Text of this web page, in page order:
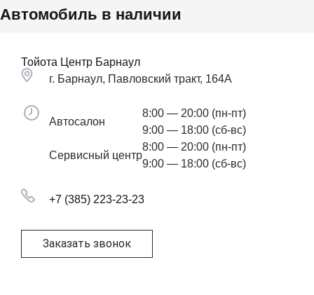
Автомобиль в наличии
Тойота Центр Барнаул
г. Барнаул, Павловский тракт, 164А
Автосалон
8:00 — 20:00 (пн-пт)
9:00 — 18:00 (сб-вс)
Сервисный центр
8:00 — 20:00 (пн-пт)
9:00 — 18:00 (сб-вс)
+7 (385) 223-23-23
Заказать звонок